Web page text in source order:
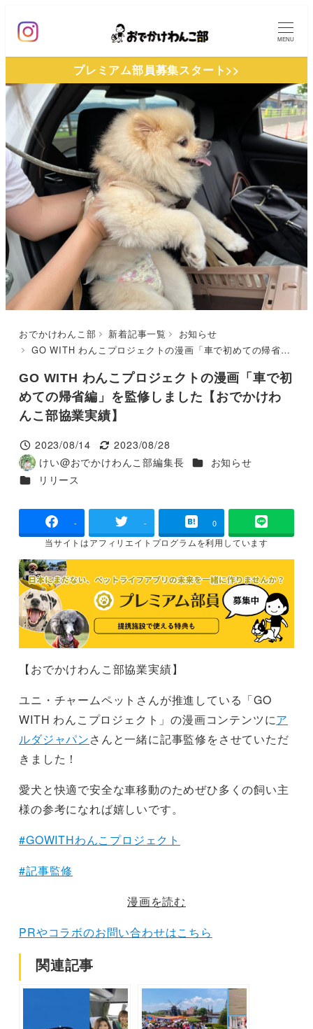
ン
ン
テ
ツ
へ
移
動
MENU
プレミアム部員募集スタート>>
おでかけわんこ部 新着記事一覧
お知らせ
GO WITH わんこプロジェクトの漫画「車で初めての帰省編」を監修しました【おでかけわんこ部協業実績】
GO WITH わんこプロジェクトの漫画「車で初
めての帰省編」を監修しました【おでかけわ
んこ部協業実績】
投稿日
2023/08/14
更新日
2023/08/28
著
者
けい@おでかけわんこ部編集長 カテゴリー
お知らせ
カテゴリー
リリース
- - 0
当サイトはアフィリエイトプログラムを利用しています
【おでかけわんこ部協業実績】
ユニ・チャームペットさんが推進している「GO
WITH わんこプロジェクト」の漫画コンテンツにア
ルダジャパンさんと一緒に記事監修をさせていただ
きました！
愛犬と快適で安全な車移動のためぜひ多くの飼い主
様の参考になれば嬉しいです。
#GOWITHわんこプロジェクト
#記事監修
漫画を読む
PRやコラボのお問い合わせはこちら
関連記事